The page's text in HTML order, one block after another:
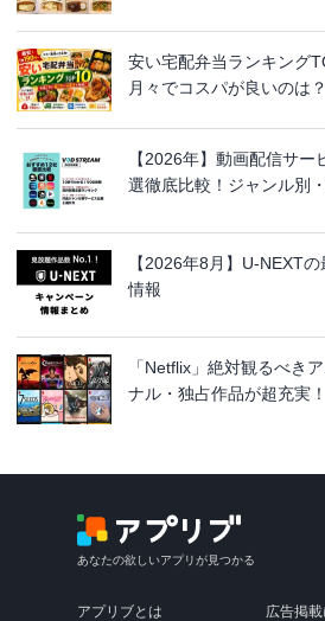
安い宅配弁当ランキング
月々でコスパが良いのは
【2026年】動画配信サ
選徹底比較！ジャンル別
【2026年8月】U-NEXT
情報
「Netflix」絶対観るべき
ナル・独占作品が超充実
あなたの欲しいアプリが見つかる
アプリブとは 広告掲